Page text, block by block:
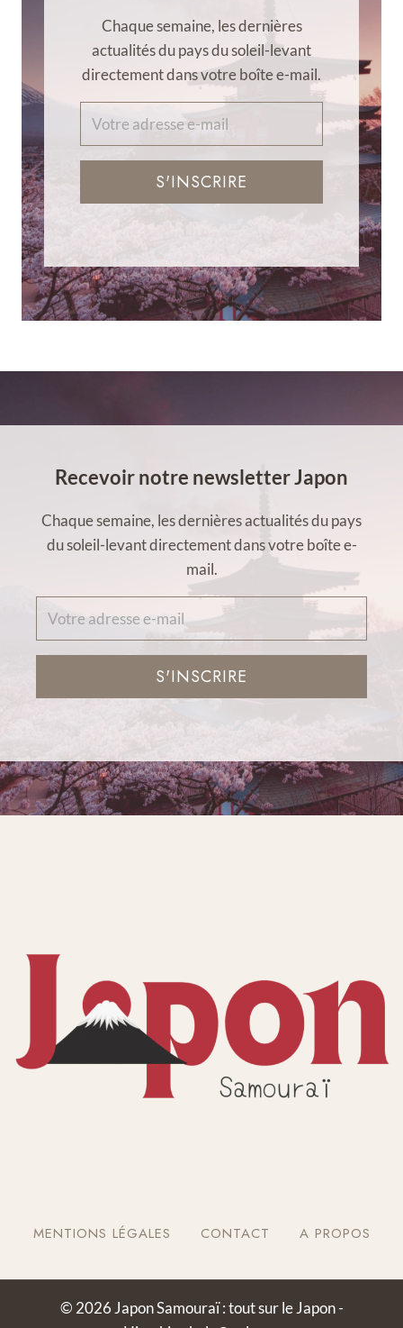
Chaque semaine, les dernières
actualités du pays du soleil-levant
directement dans votre boîte e-mail.
S'INSCRIRE
Recevoir notre newsletter Japon
Chaque semaine, les dernières actualités du pays
du soleil-levant directement dans votre boîte e-
mail.
S'INSCRIRE
MENTIONS LÉGALES CONTACT A PROPOS
© 2026 Japon Samouraï : tout sur le Japon -